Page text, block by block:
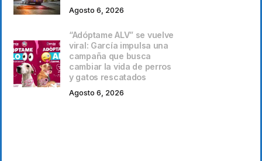
Agosto 6, 2026
“Adóptame ALV” se vuelve
viral: García impulsa una
campaña que busca
cambiar la vida de perros
y gatos rescatados
Agosto 6, 2026